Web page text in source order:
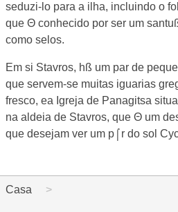
seduzi-lo para a ilha, incluindo o
que Θ conhecido por ser um
como selos.
Em si Stavros, hß um par de
que servem-se muitas iguarias
fresco, ea Igreja de Panagitsa
na aldeia de Stavros, que Θ um
que desejam ver um p⌠r do sol
Casa